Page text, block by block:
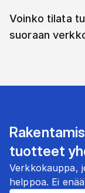
Voinko tilata
suoraan
tuotteet
Verkkokauppa,
helppoa. Ei